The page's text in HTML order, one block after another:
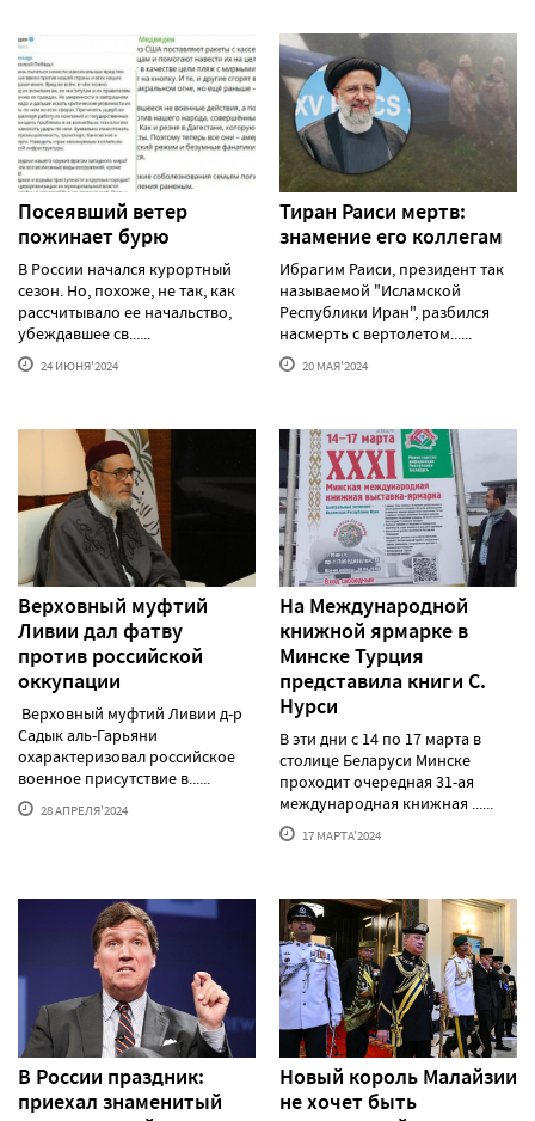
Посеявший ветер
пожинает бурю
В России начался курортный
сезон. Но, похоже, не так, как
рассчитывало ее начальство,
убеждавшее св......
24 ИЮНЯ'2024
Тиран Раиси мертв:
знамение его коллегам
Ибрагим Раиси, президент так
называемой "Исламской
Республики Иран", разбился
насмерть с вертолетом......
20 МАЯ'2024
Верховный муфтий
Ливии дал фатву
против российской
оккупации
Верховный муфтий Ливии д-р
Садык аль-Гарьяни
охарактеризовал российское
военное присутствие в......
28 АПРЕЛЯ'2024
На Международной
книжной ярмарке в
Минске Турция
представила книги С.
Нурси
В эти дни с 14 по 17 марта в
столице Беларуси Минске
проходит очередная 31-ая
международная книжная ......
17 МАРТА'2024
В России праздник:
приехал знаменитый
Новый король Малайзии
не хочет быть